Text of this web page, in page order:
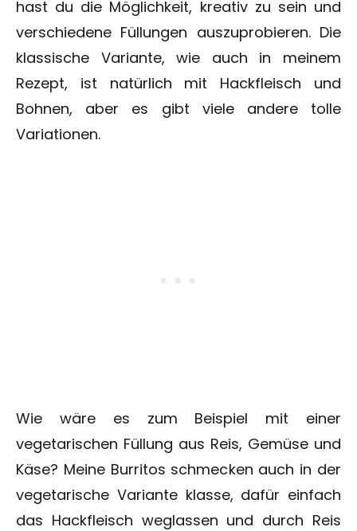
hast du die Möglichkeit, kreativ zu sein und
verschiedene Füllungen auszuprobieren. Die
klassische Variante, wie auch in meinem
Rezept, ist natürlich mit Hackfleisch und
Bohnen, aber es gibt viele andere tolle
Variationen.
Wie wäre es zum Beispiel mit einer
vegetarischen Füllung aus Reis, Gemüse und
Käse? Meine Burritos schmecken auch in der
vegetarische Variante klasse, dafür einfach
das Hackfleisch weglassen und durch Reis